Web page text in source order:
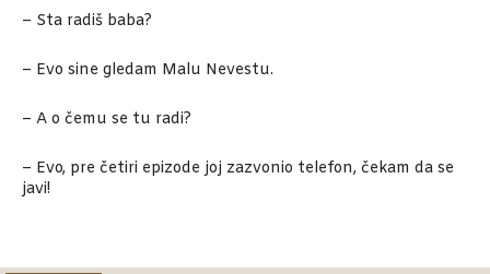
– Sta radiš baba?
– Evo sine gledam Malu Nevestu.
– A o čemu se tu radi?
– Evo, pre četiri epizode joj zazvonio telefon, čekam da se
javi!